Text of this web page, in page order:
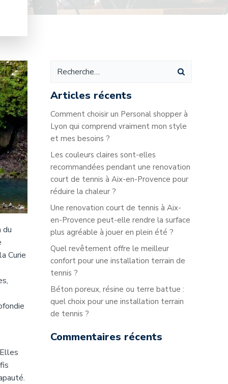
du
Curie
Articles récents
Comment choisir un Personal shopper à
Lyon qui comprend vraiment mon style
et mes besoins ?
Les couleurs claires sont-elles
recommandées pendant une renovation
court de tennis à Aix-en-Provence pour
réduire la chaleur ?
Une renovation court de tennis à Aix-
en-Provence peut-elle rendre la surface
plus agréable à jouer en plein été ?
Quel revêtement offre le meilleur
confort pour une installation terrain de
tennis ?
Béton poreux, résine ou terre battue :
quel choix pour une installation terrain
de tennis ?
Commentaires récents